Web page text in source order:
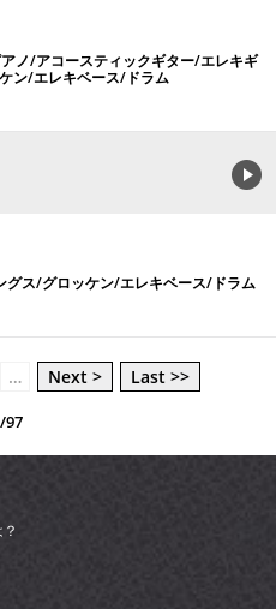
ノ/アコースティックギター/エレキギ
ン/エレキベース/ドラム
ス/グロッケン/エレキベース/ドラム
… Next > Last >>
97